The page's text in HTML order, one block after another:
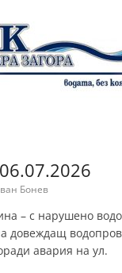
Бонев
– с нарушено
довеждащ
авария на ул.